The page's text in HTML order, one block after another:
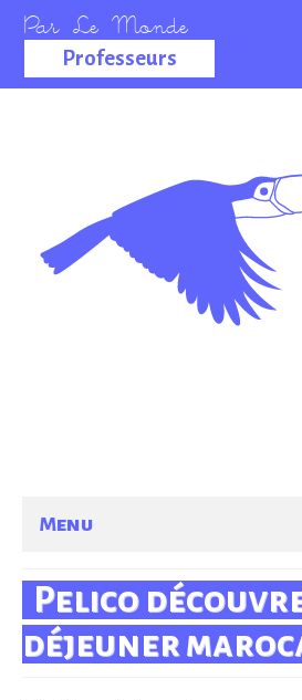
Professeurs
La salle
Menu
Pelico
déjeuner